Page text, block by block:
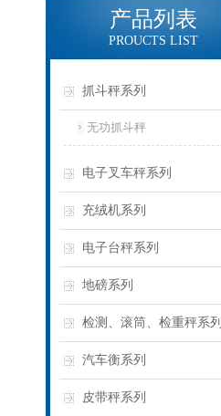
产品列表
PROUCTS LIST
抓斗秤系列
无功抓斗秤
电子叉车秤系列
充绒机系列
电子台秤系列
地磅系列
检测、滚筒、检重秤系列
汽车衡系列
皮带秤系列